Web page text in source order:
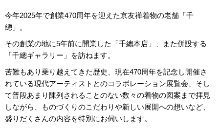
今年2025年で創業470周年を迎えた京友禅着物の老舗「千
總」。
その創業の地に5年前に開業した「千總本店」、また併設する
「千總ギャラリー」を訪ねます。
苦難もあり乗り越えてきた歴史、現在470周年を記念し開催さ
れている現代アーティストとのコラボレーション展覧会、そし
て普段あまり陳列されることのない数々の着物の図案まで拝見
しながら、ものづくりのこだわりや新しい展開への想いなど、
盛りだくさんの内容を特別にお伺いします。